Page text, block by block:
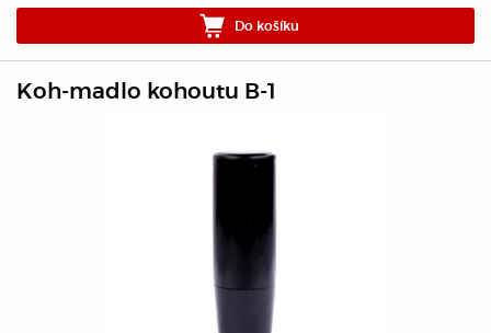
Do košíku
Koh-madlo kohoutu B-1